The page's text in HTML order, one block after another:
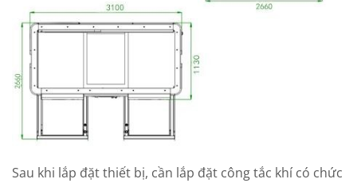
Sau khi lắp đặt thiết bị, cần lắp đặt công tắc khí có chức